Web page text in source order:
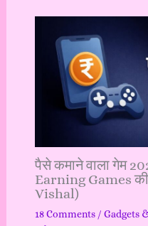
पैसे कमाने वाला गेम
Earning Games
Vishal)
18 Comments / Gadgets